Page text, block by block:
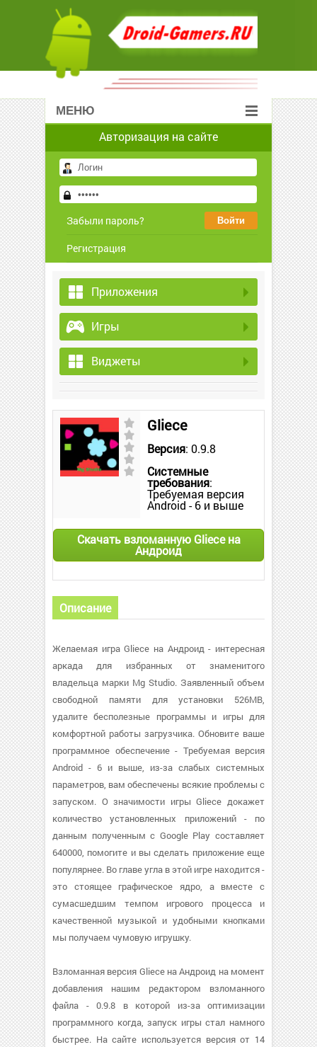
МЕНЮ
Авторизация на сайте
Забыли пароль?
Регистрация
Приложения
Игры
Виджеты
Gliece
Версия: 0.9.8
Системные
требования:
Требуемая версия
Android - 6 и выше
Скачать взломанную Gliece на
Андроид
Описание
Желаемая игра Gliece на Андроид - интересная
аркада для избранных от знаменитого
владельца марки Mg Studio. Заявленный объем
свободной памяти для установки 526MB,
удалите бесполезные программы и игры для
комфортной работы загрузчика. Обновите ваше
программное обеспечение - Требуемая версия
Android - 6 и выше, из-за слабых системных
параметров, вам обеспечены всякие проблемы с
запуском. О значимости игры Gliece докажет
количество установленных приложений - по
данным полученным с Google Play составляет
640000, помогите и вы сделать приложение еще
популярнее. Во главе угла в этой игре находится -
это стоящее графическое ядро, а вместе с
сумасшедшим темпом игрового процесса и
качественной музыкой и удобными кнопками
мы получаем чумовую игрушку.
Взломанная версия Gliece на Андроид на момент
добавления нашим редактором взломанного
файла - 0.9.8 в которой из-за оптимизации
программного когда, запуск игры стал намного
быстрее. На сайте используется версия от 14